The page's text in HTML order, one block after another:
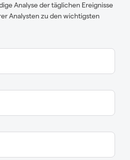
Analyse der täglichen Ereignisse
Analysten zu den wichtigsten